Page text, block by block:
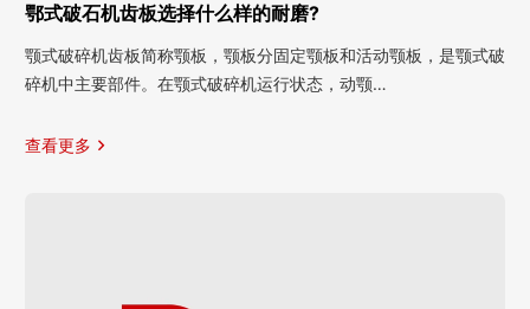
鄂式破石机齿板选择什么样的耐磨?
颚式破碎机齿板简称颚板，颚板分固定颚板和活动颚板，是颚式破
碎机中主要部件。在颚式破碎机运行状态，动颚…
查看更多